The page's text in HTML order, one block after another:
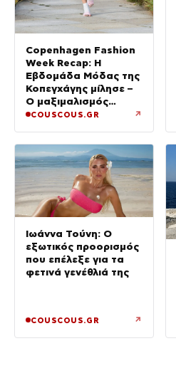
Copenhagen Fashion
Week Recap: Η
Εβδομάδα Μόδας της
Κοπεγχάγης μίλησε –
Ο μαξιμαλισμός
επιστρέφει
COUSCOUS.GR ↗
Ιωάννα Τούνη: Ο
εξωτικός προορισμός
που επέλεξε για τα
φετινά γενέθλιά της
COUSCOUS.GR ↗